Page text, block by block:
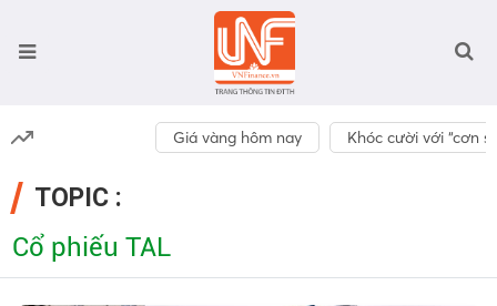
Giá vàng hôm nay Khóc cười với “cơn
TOPIC :
Cổ phiếu TAL